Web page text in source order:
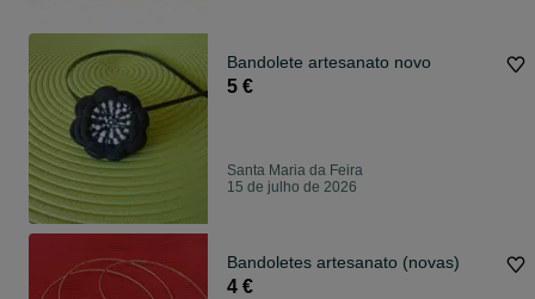
Bandolete artesanato novo
5 €
Santa Maria da Feira
15 de julho de 2026
Bandoletes artesanato (novas)
4 €